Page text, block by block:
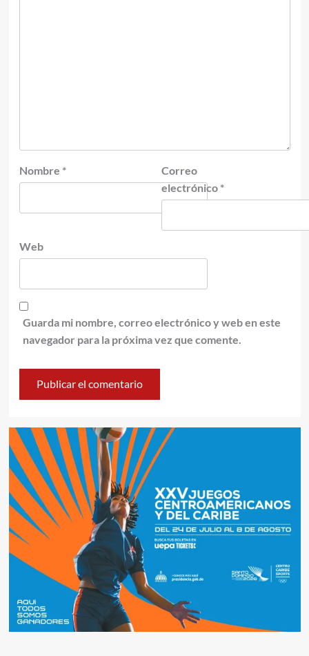
Nombre *
Correo
electrónico *
Web
Guarda mi nombre, correo electrónico y web en este
navegador para la próxima vez que comente.